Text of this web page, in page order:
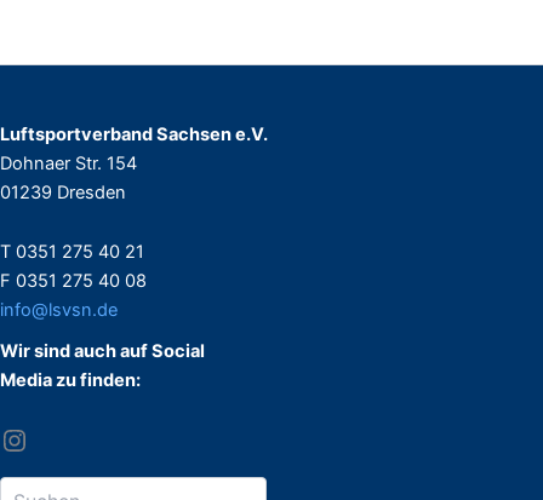
Luftsportverband Sachsen e.V.
Dohnaer Str. 154
01239 Dresden
T 0351 275 40 21
F 0351 275 40 08
info@lsvsn.de
Wir sind auch auf Social
Media zu finden: